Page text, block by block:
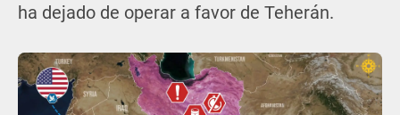
ha dejado de operar a favor de Teherán.